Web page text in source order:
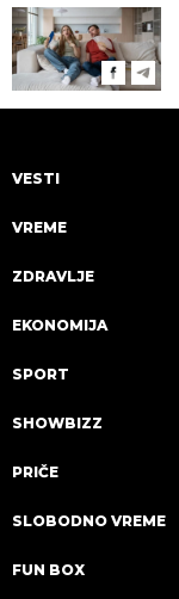
VESTI
VREME
ZDRAVLJE
EKONOMIJA
SPORT
SHOWBIZZ
PRIČE
SLOBODNO VREME
FUN BOX